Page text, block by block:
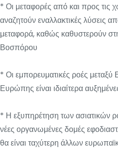
* Οι μεταφορές από και προς τις
αναζητούν εναλλακτικές λύσεις
μεταφορά, καθώς καθυστερούν
Βοσπόρου
* Οι εμπορευματικές ροές μεταξύ
Ευρώπης είναι ιδιαίτερα
* Η εξυπηρέτηση των ασιατικών
νέες οργανωμένες δομές
θα είναι ταχύτερη άλλων